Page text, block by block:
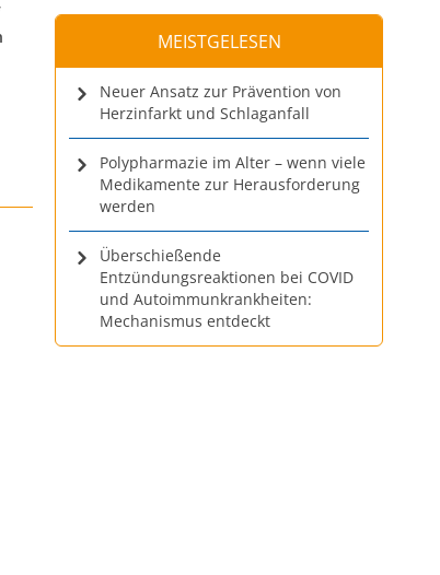
MEISTGELESEN
Neuer Ansatz zur Prävention von
Herzinfarkt und Schlaganfall
Polypharmazie im Alter – wenn viele
Medikamente zur Herausforderung
werden
Überschießende
Entzündungsreaktionen bei COVID
und Autoimmunkrankheiten:
Mechanismus entdeckt